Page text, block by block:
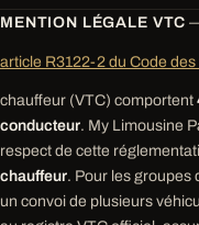
MENTION LÉGALE VTC
article R3122-2 du Code
chauffeur (VTC) comportent
conducteur. My Limousine
respect de cette
chauffeur. Pour les groupes
un convoi de plusieurs